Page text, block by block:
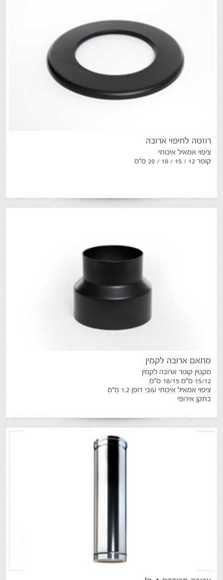
רוזטה לחיפוי ארובה
ציפוי אמאיל איכותי
קוטר 12 / 15 / 18 / 20 ס"מ
מתאם ארובה לקמין
מקטין קוטר ארובה לקמין
15/12 ס"מ 18/15 ס"מ
ציפוי אמאיל איכותי עובי דופן 1.2 מ"מ
בתקן אירופי